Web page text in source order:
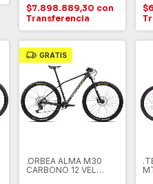
$7.898.889,30 con
Transferencia
GRATIS
.ORBEA ALMA M30
CARBONO 12 VEL